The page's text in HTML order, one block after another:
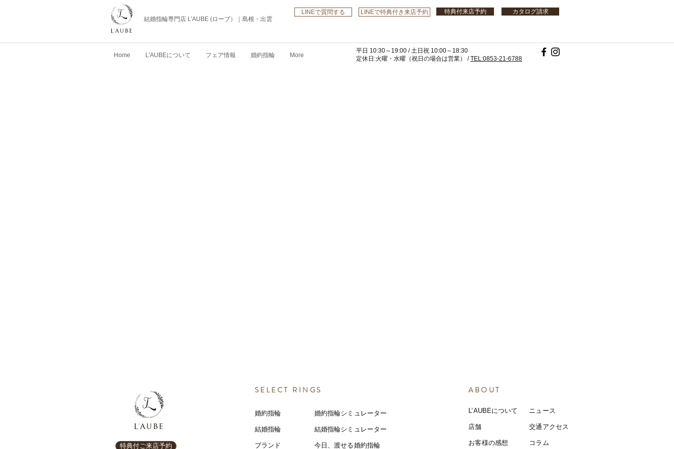
結婚指輪専門店 L'AUBE (ローブ）｜島根・出雲
LINEで質問する LINEで特典付き来店予約 特典付来店予約 カタログ請求
Home L'AUBEについて フェア情報 婚約指輪 More
平日 10:30～19:00 /土日祝 10:00～18:30
​定休日:火曜・水曜 （祝日の場合は営業） /TEL:0853-21-6788
特典付ご来店予約
SELECT RINGS
婚約指輪
結婚指輪
ブランド
婚約指輪シミュレーター
結婚指輪シミ ュ レーター
今日、渡せる婚約指輪
ABOUT
L’AUBEについて
店舗
お客様の感想
​ニュース
​交通アクセス
コラム